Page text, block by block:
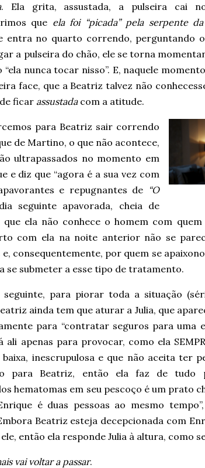
. Ela grita, assustada, a pulseira cai
que ela foi “picada” pela serpente
entra no quarto correndo, perguntando
a pulseira do chão, ele se torna
nunca tocar nisso”. E, naquele
face, que a Beatriz talvez não
ficar assustadacom a atitude.
para Beatriz sair correndo
de Martino, o que não acontece,
ultrapassados no momento em
e diz que “agora é a sua vez com
e repugnantes de “O
seguinte apavorada, cheia de
ela não conhece o homem com
com ela na noite anterior não se
consequentemente, por quem se
se submeter a esse tipo de tratamento.
seguinte, para piorar toda a situação
ainda tem que aturar a Julia, que
para “contratar seguros para uma
ali apenas para provocar, como ela
baixa, inescrupulosa e que não aceita ter
para Beatriz, então ela faz de tudo
hematomas em seu pescoço é um prato
é duas pessoas ao mesmo
Beatriz esteja decepcionada com
então ela responde Julia à altura, como
vai voltar a passar.